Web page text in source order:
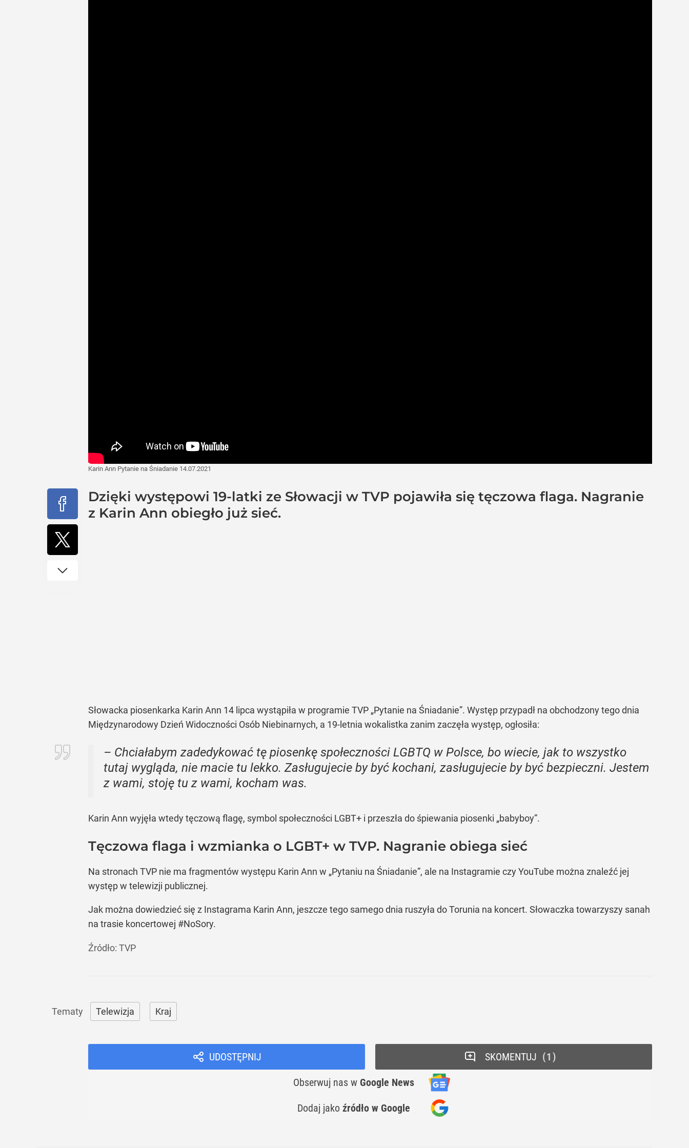
Karin Ann Pytanie na Śniadanie 14.07.2021
Dzięki występowi 19-latki ze Słowacji w TVP pojawiła się tęczowa flaga. Nagranie
z Karin Ann obiegło już sieć.
Słowacka piosenkarka Karin Ann 14 lipca wystąpiła w programie TVP „Pytanie na Śniadanie”. Występ przypadł na obchodzony tego dnia
Międzynarodowy Dzień Widoczności Osób Niebinarnych, a 19-letnia wokalistka zanim zaczęła występ, ogłosiła:
– Chciałabym zadedykować tę piosenkę społeczności LGBTQ w Polsce, bo wiecie, jak to wszystko
tutaj wygląda, nie macie tu lekko. Zasługujecie by być kochani, zasługujecie by być bezpieczni. Jestem
z wami, stoję tu z wami, kocham was.
Karin Ann wyjęła wtedy tęczową flagę, symbol społeczności LGBT+ i przeszła do śpiewania piosenki „babyboy”.
Tęczowa flaga i wzmianka o LGBT+ w TVP. Nagranie obiega sieć
Na stronach TVP nie ma fragmentów występu Karin Ann w „Pytaniu na Śniadanie”, ale na Instagramie czy YouTube można znaleźć jej
występ w telewizji publicznej.
Jak można dowiedzieć się z Instagrama Karin Ann, jeszcze tego samego dnia ruszyła do Torunia na koncert. Słowaczka towarzyszy sanah
na trasie koncertowej #NoSory.
Źródło: TVP
Telewizja Kraj
UDOSTĘPNIJ
Obserwuj nas w Google News
Dodaj jako źródło w Google
SKOMENTUJ 1